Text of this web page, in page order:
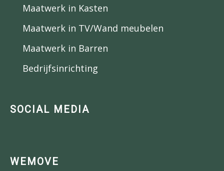
Maatwerk in Kasten
Maatwerk in TV/Wand meubelen
Maatwerk in Barren
Bedrijfsinrichting
SOCIAL MEDIA
WEMOVE